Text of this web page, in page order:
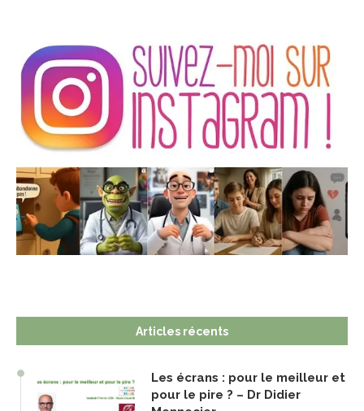
Articles récents
Les écrans : pour le meilleur et
pour le pire ? – Dr Didier